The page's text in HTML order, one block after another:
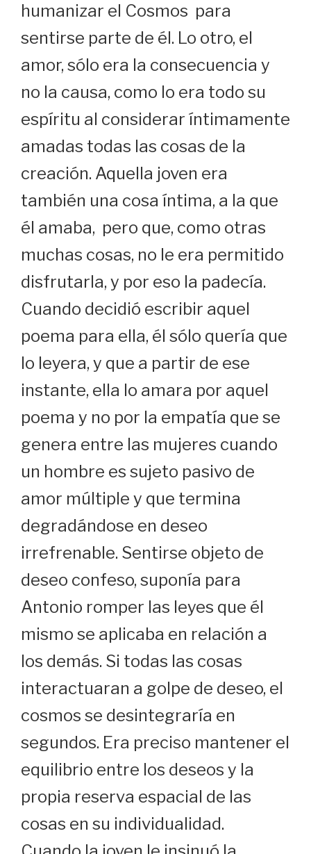
humanizar el Cosmos para
sentirse parte de él. Lo otro, el
amor, sólo era la consecuencia y
no la causa, como lo era todo su
espíritu al considerar íntimamente
amadas todas las cosas de la
creación. Aquella joven era
también una cosa íntima, a la que
él amaba, pero que, como otras
muchas cosas, no le era permitido
disfrutarla, y por eso la padecía.
Cuando decidió escribir aquel
poema para ella, él sólo quería que
lo leyera, y que a partir de ese
instante, ella lo amara por aquel
poema y no por la empatía que se
genera entre las mujeres cuando
un hombre es sujeto pasivo de
amor múltiple y que termina
degradándose en deseo
irrefrenable. Sentirse objeto de
deseo confeso, suponía para
Antonio romper las leyes que él
mismo se aplicaba en relación a
los demás. Si todas las cosas
interactuaran a golpe de deseo, el
cosmos se desintegraría en
segundos. Era preciso mantener el
equilibrio entre los deseos y la
propia reserva espacial de las
cosas en su individualidad.